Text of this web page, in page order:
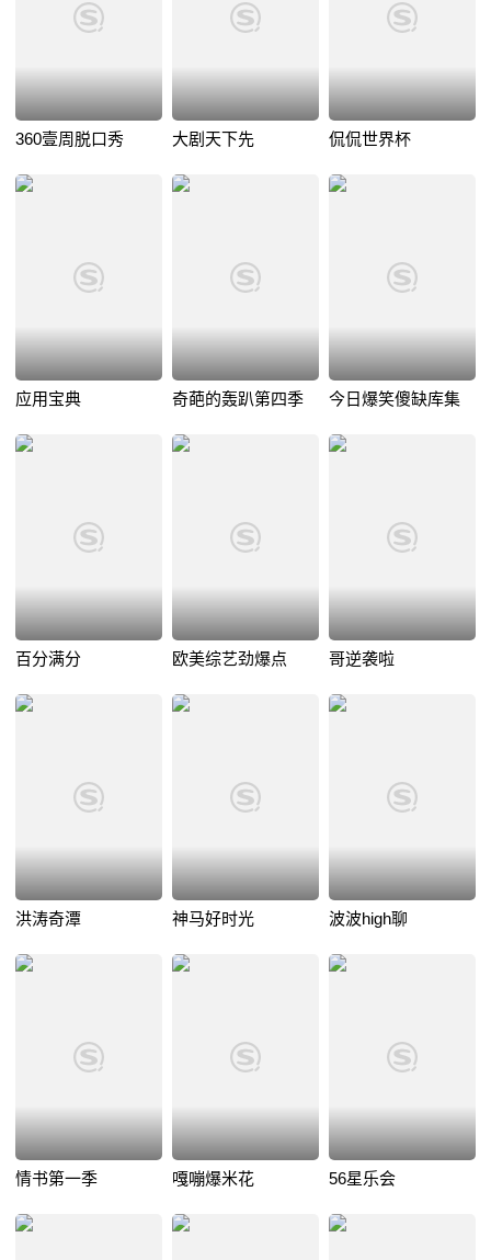
360壹周脱口秀 大剧天下先 侃侃世界杯
应用宝典 奇葩的轰趴第四季 今日爆笑傻缺库集
百分满分 欧美综艺劲爆点 哥逆袭啦
洪涛奇潭 神马好时光 波波high聊
情书第一季 嘎嘣爆米花 56星乐会